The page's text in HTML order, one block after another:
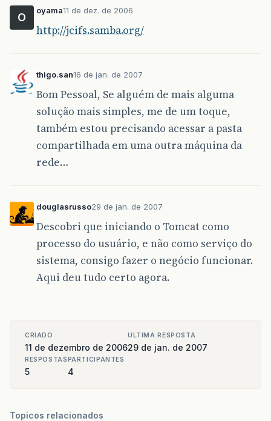
O
oyama11 de dez. de 2006
http://jcifs.samba.org/
thigo.san16 de jan. de 2007
Bom Pessoal, Se alguém de mais alguma
solução mais simples, me de um toque,
também estou precisando acessar a pasta
compartilhada em uma outra máquina da
rede…
douglasrusso29 de jan. de 2007
Descobri que iniciando o Tomcat como
processo do usuário, e não como serviço do
sistema, consigo fazer o negócio funcionar.
Aqui deu tudo certo agora.
CRIADO
11 de dezembro de 2006
ULTIMA RESPOSTA
29 de jan. de 2007
RESPOSTAS
5
PARTICIPANTES
4
Topicos relacionados